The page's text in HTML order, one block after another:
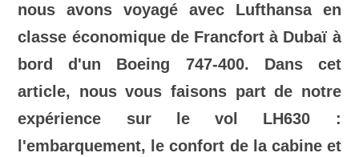
nous avons voyagé avec Lufthansa en
classe économique de Francfort à Dubaï à
bord d'un Boeing 747-400. Dans cet
article, nous vous faisons part de notre
expérience sur le vol LH630 :
l'embarquement, le confort de la cabine et